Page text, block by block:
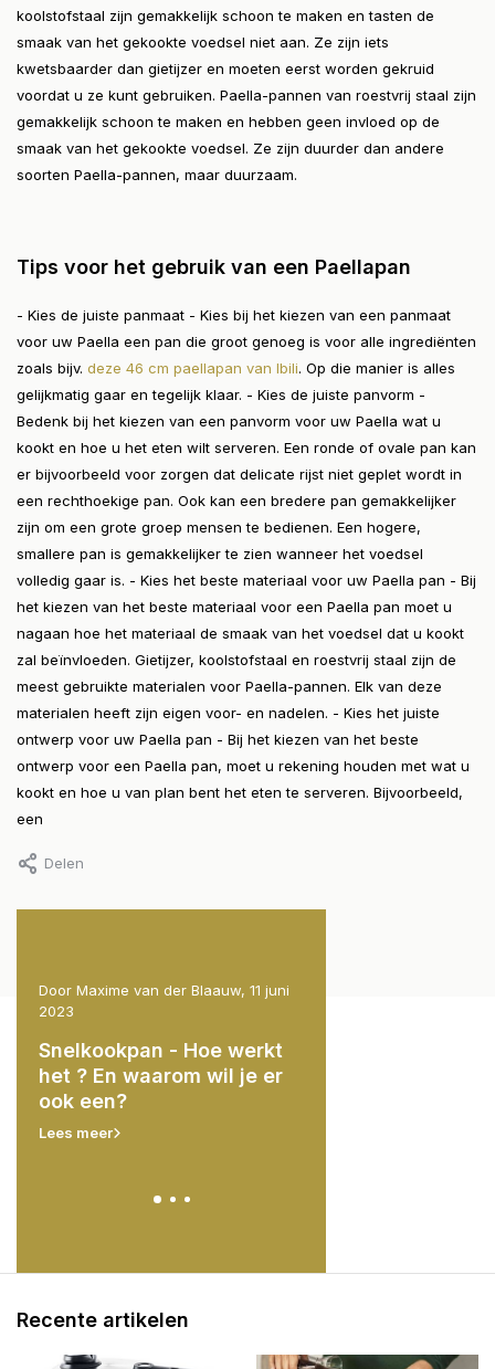
koolstofstaal zijn gemakkelijk schoon te maken en tasten de
smaak van het gekookte voedsel niet aan. Ze zijn iets
kwetsbaarder dan gietijzer en moeten eerst worden gekruid
voordat u ze kunt gebruiken. Paella-pannen van roestvrij staal zijn
gemakkelijk schoon te maken en hebben geen invloed op de
smaak van het gekookte voedsel. Ze zijn duurder dan andere
soorten Paella-pannen, maar duurzaam.
Tips voor het gebruik van een Paellapan
- Kies de juiste panmaat - Kies bij het kiezen van een panmaat
voor uw Paella een pan die groot genoeg is voor alle ingrediënten
zoals bijv. deze 46 cm paellapan van Ibili. Op die manier is alles
gelijkmatig gaar en tegelijk klaar. - Kies de juiste panvorm -
Bedenk bij het kiezen van een panvorm voor uw Paella wat u
kookt en hoe u het eten wilt serveren. Een ronde of ovale pan kan
er bijvoorbeeld voor zorgen dat delicate rijst niet geplet wordt in
een rechthoekige pan. Ook kan een bredere pan gemakkelijker
zijn om een grote groep mensen te bedienen. Een hogere,
smallere pan is gemakkelijker te zien wanneer het voedsel
volledig gaar is. - Kies het beste materiaal voor uw Paella pan - Bij
het kiezen van het beste materiaal voor een Paella pan moet u
nagaan hoe het materiaal de smaak van het voedsel dat u kookt
zal beïnvloeden. Gietijzer, koolstofstaal en roestvrij staal zijn de
meest gebruikte materialen voor Paella-pannen. Elk van deze
materialen heeft zijn eigen voor- en nadelen. - Kies het juiste
ontwerp voor uw Paella pan - Bij het kiezen van het beste
ontwerp voor een Paella pan, moet u rekening houden met wat u
kookt en hoe u van plan bent het eten te serveren. Bijvoorbeeld,
een
Delen
Door Maxime van der Blaauw, 11 juni
2023
Snelkookpan - Hoe werkt
het ? En waarom wil je er
ook een?
Lees meer
Recente artikelen